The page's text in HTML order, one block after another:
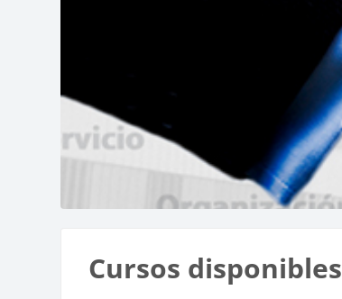
Bloques
Cursos disponibles